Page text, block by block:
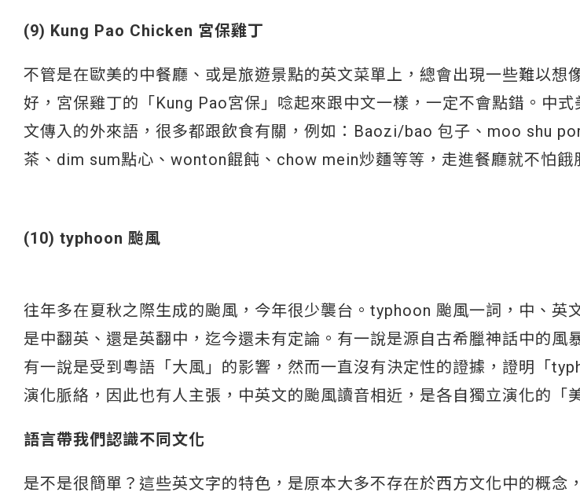
(9) Kung Pao Chicken 宮保雞丁
不管是在歐美的中餐廳、或是旅遊景點的英文菜單上，總會出現一些難以想
好，宮保雞丁的「Kung Pao宮保」唸起來跟中文一樣，一定不會點錯。中
文傳入的外來語，很多都跟飲食有關，例如：Baozi/bao 包子、moo shu
茶、dim sum點心、wonton餛飩、chow mein炒麵等等，走進餐廳就不怕餓
(10) typhoon 颱風
往年多在夏秋之際生成的颱風，今年很少襲台。typhoon 颱風一詞，中、英
是中翻英、還是英翻中，迄今還未有定論。有一說是源自古希臘神話中的風
有一說是受到粵語「大風」的影響，然而一直沒有決定性的證據，證明「
演化脈絡，因此也有人主張，中英文的颱風讀音相近，是各自獨立演化的「
語言帶我們認識不同文化
是不是很簡單？這些英文字的特色，是原本大多不存在於西方文化中的概念